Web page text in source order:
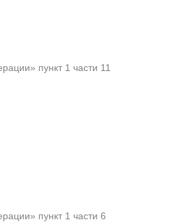
пункт 1 части 11
пункт 1 части 6